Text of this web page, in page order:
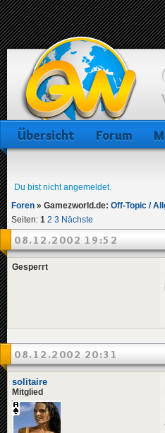
Übersicht Forum
Du bist nicht angemeldet.
Foren » Gamezworld.de: Off-Topic /
Seiten: 1 2 3 Nächste
08.12.2002 19:52
Gesperrt
08.12.2002 20:31
solitaire
Mitglied